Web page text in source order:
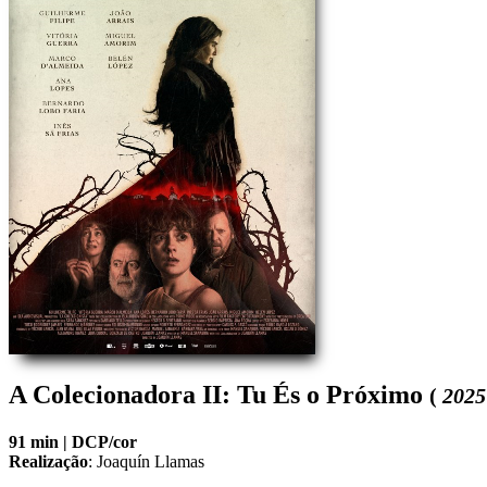
A Colecionadora II: Tu És o Próximo (
91 min | DCP/cor
Realização: Joaquín Llamas